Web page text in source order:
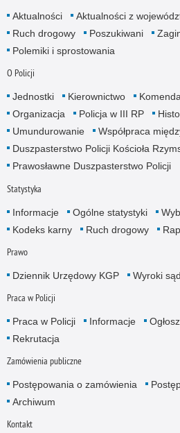
Aktualności Aktualności z
Ruch drogowy
Poszukiwani
Polemiki i sprostowania
O Policji
Jednostki Kierownictwo
Organizacja
Policja w III RP
Umundurowanie
Współpraca
Duszpasterstwo Policji Kościoła
Prawosławne Duszpasterstwo Policji
Statystyka
Informacje Ogólne statystyki
Kodeks karny
Ruch drogowy
Prawo
Dziennik Urzędowy KGP Wyroki
Praca w Policji
Praca w Policji Informacje
Rekrutacja
Zamówienia publiczne
Postępowania o zamówienia
Archiwum
Kontakt